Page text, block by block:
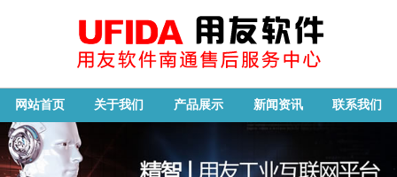
网站首页 关于我们 产品展示 新闻资讯 联系我们